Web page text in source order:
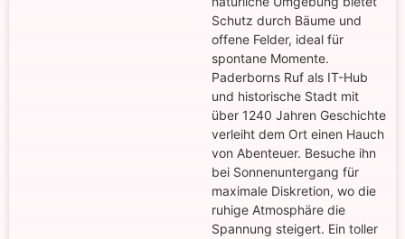
Schutz durch Bäume und
offene Felder, ideal für
spontane Momente.
Paderborns Ruf als IT-Hub
und historische Stadt mit
über 1240 Jahren Geschichte
verleiht dem Ort einen Hauch
von Abenteuer. Besuche ihn
bei Sonnenuntergang für
maximale Diskretion, wo die
ruhige Atmosphäre die
Spannung steigert. Ein toller